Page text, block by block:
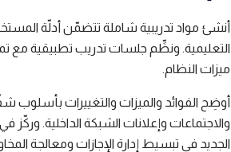
أنشئ مواد تدريبية شاملة تتضمّن أدلّة
التعليمية. ونظِّم جلسات تدريب تطبيقية مع
ميزات النظام.
أوضِح الفوائد والميزات والتغييرات بأسلوب
والاجتماعات وإعلانات الشبكة الداخلية.
الجديد في تبسيط إدارة الإجازات ومعالجة